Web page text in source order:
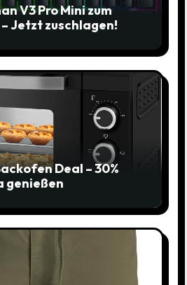
V3 Pro Mini zum
Jetzt zuschlagen!
Deal – 30%
genießen